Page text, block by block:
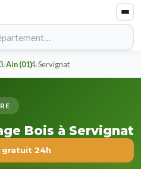
Ain (01) Servignat
Bois à Servignat
gratuit 24h